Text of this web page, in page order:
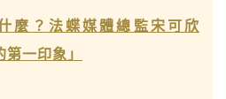
麼？法蝶媒體總監宋可欣
一印象」